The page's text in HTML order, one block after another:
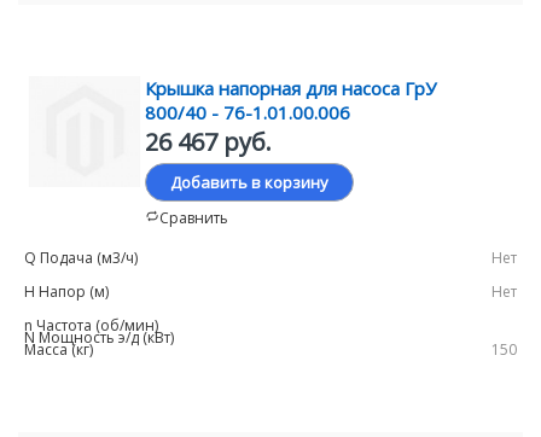
Крышка напорная для насоса ГрУ
800/40 - 76-1.01.00.006
26 467 руб.
Добавить в корзину
Сравнить
Нет
Нет
150